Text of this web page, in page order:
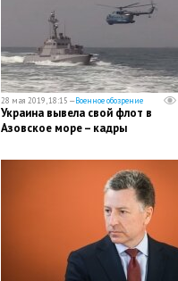
28 мая 2019, 18:15 —Военное обозрение
Украина вывела свой флот в
Азовское море – кадры